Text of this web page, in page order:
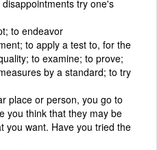
try one's
to endeavor
to apply a test to, for the
to examine; to prove;
by a standard; to try
place or person, you go to
you think that they may be
you want. Have you tried the